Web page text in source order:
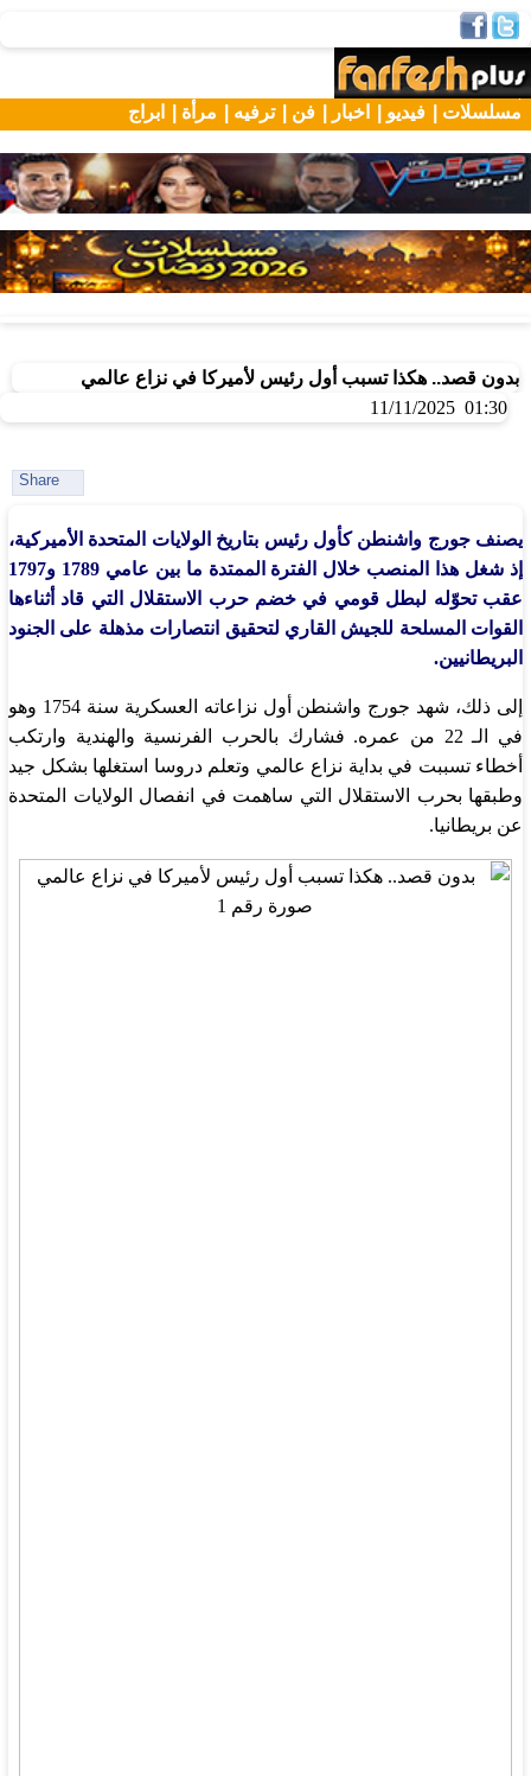
مسلسلات | فيديو | اخبار | فن | ترفيه | مرأة | ابراج
بدون قصد.. هكذا تسبب أول رئيس لأميركا في نزاع عالمي
01:30 11/11/2025
Share
يصنف جورج واشنطن كأول رئيس بتاريخ الولايات المتحدة الأميركية،
إذ شغل هذا المنصب خلال الفترة الممتدة ما بين عامي 1789 و1797
عقب تحوّله لبطل قومي في خضم حرب الاستقلال التي قاد أثناءها
القوات المسلحة للجيش القاري لتحقيق انتصارات مذهلة على الجنود
البريطانيين.
إلى ذلك، شهد جورج واشنطن أول نزاعاته العسكرية سنة 1754 وهو
في الـ 22 من عمره. فشارك بالحرب الفرنسية والهندية وارتكب
أخطاء تسببت في بداية نزاع عالمي وتعلم دروسا استغلها بشكل جيد
وطبقها بحرب الاستقلال التي ساهمت في انفصال الولايات المتحدة
عن بريطانيا.